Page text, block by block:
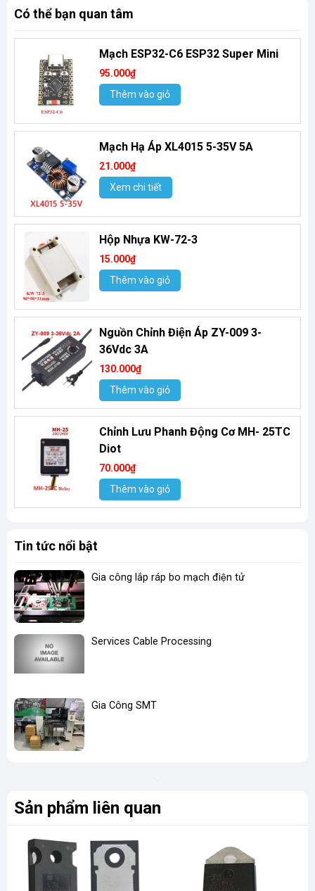
Có thể bạn quan tâm
Mạch ESP32-C6 ESP32 Super Mini
95.000₫
Thêm vào giỏ
Mạch Hạ Áp XL4015 5-35V 5A
21.000₫
Xem chi tiết
Hộp Nhựa KW-72-3
15.000₫
Thêm vào giỏ
Nguồn Chỉnh Điện Áp ZY-009 3-
36Vdc 3A
130.000₫
Thêm vào giỏ
Chỉnh Lưu Phanh Động Cơ MH- 25TC
Diot
70.000₫
Thêm vào giỏ
Tin tức nổi bật
Gia công lắp ráp bo mạch điện tử
Services Cable Processing
Gia Công SMT
Sản phẩm liên quan